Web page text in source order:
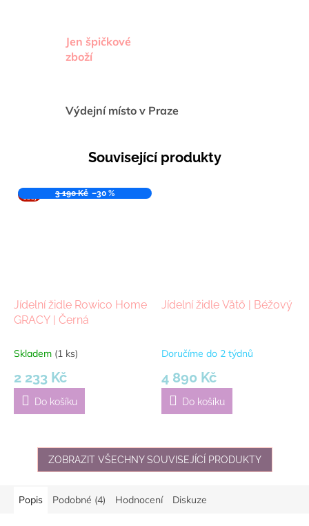
Jen špičkové
zboží
Výdejní místo v Praze
Související produkty
ODEJ
3 190 Kč –30 %
Jídelní židle Rowico Home
GRACY | Černá
Skladem (1 ks)
2 233 Kč
Do košíku
Jídelní židle Vätö | Béžový
Doručíme do 2 týdnů
4 890 Kč
Do košíku
ZOBRAZIT VŠECHNY SOUVISEJÍCÍ PRODUKTY
Popis Podobné (4) Hodnocení Diskuze